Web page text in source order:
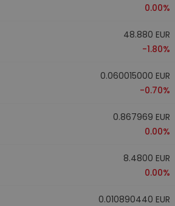
0.00%
48.880 EUR
-1.80%
0.060015000 EUR
-0.70%
0.867969 EUR
0.00%
8.4800 EUR
0.00%
0.010890440 EUR